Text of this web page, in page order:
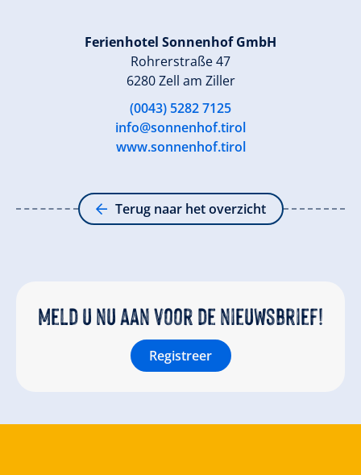
Ferienhotel Sonnenhof GmbH
Rohrerstraße 47
6280 Zell am Ziller
(0043) 5282 7125
info@sonnenhof.tirol
www.sonnenhof.tirol
Terug naar het overzicht
Meld u nu aan voor de nieuwsbrief!
Registreer